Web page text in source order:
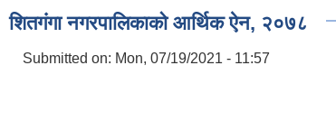
शितगंगा नगरपालिकाकाे आर्थिक ऐन, २०७८
Submitted on: Mon, 07/19/2021 - 11:57